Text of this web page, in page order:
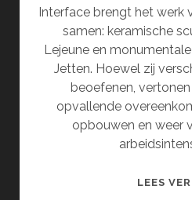
Interface brengt het werk
samen: keramische
Lejeune en
Jetten. Hoewel zij
beoefenen,
opvallende
opbouwen en weer
LEES